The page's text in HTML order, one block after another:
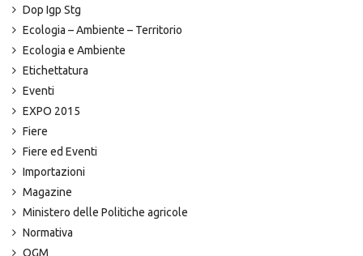
Dop Igp Stg
Ecologia – Ambiente – Territorio
Ecologia e Ambiente
Etichettatura
Eventi
EXPO 2015
Fiere
Fiere ed Eventi
Importazioni
Magazine
Ministero delle Politiche agricole
Normativa
OGM